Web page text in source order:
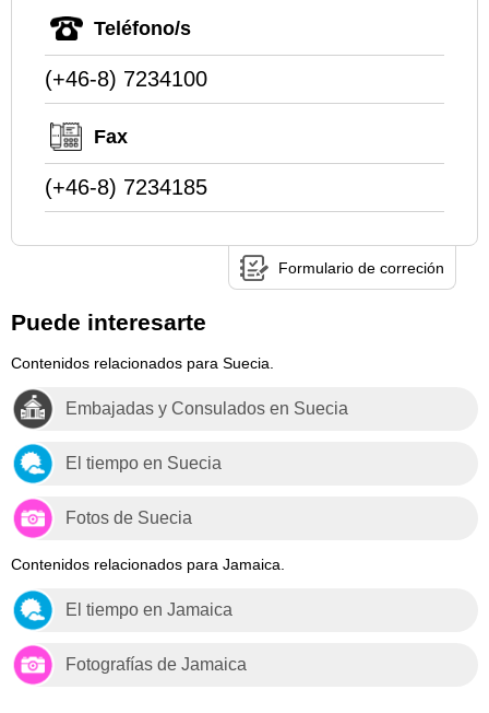
Teléfono/s
(+46-8) 7234100
Fax
(+46-8) 7234185
Formulario de correción
Puede interesarte
Contenidos relacionados para Suecia.
Embajadas y Consulados en Suecia
El tiempo en Suecia
Fotos de Suecia
Contenidos relacionados para Jamaica.
El tiempo en Jamaica
Fotografías de Jamaica